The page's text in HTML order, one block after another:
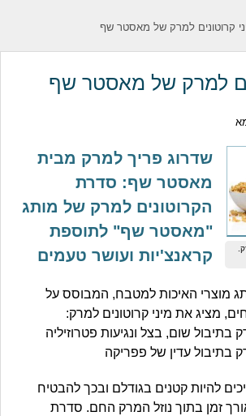
קרוטונים למרק של מאסטר שף
למרק של מאסטר שף
שדרוג פריך למרק מבית
מאסטר שף: סדרת
הקרוטונים למרק של מותג
"מאסטר שף" לתוספת
קראנצ'יות ועושר טעמים
מוצרי האיכות למטבח, המבוסס על
מציג את מיני קרוטונים למרק:
בתיבול שום, בצל ונגיעות פטרוזיליה
בתיבול עדין של פפריקה
להיות קטנים בגודלם ובכך להבטיח
זמן בתוך נוזל המרק החם. סדרת